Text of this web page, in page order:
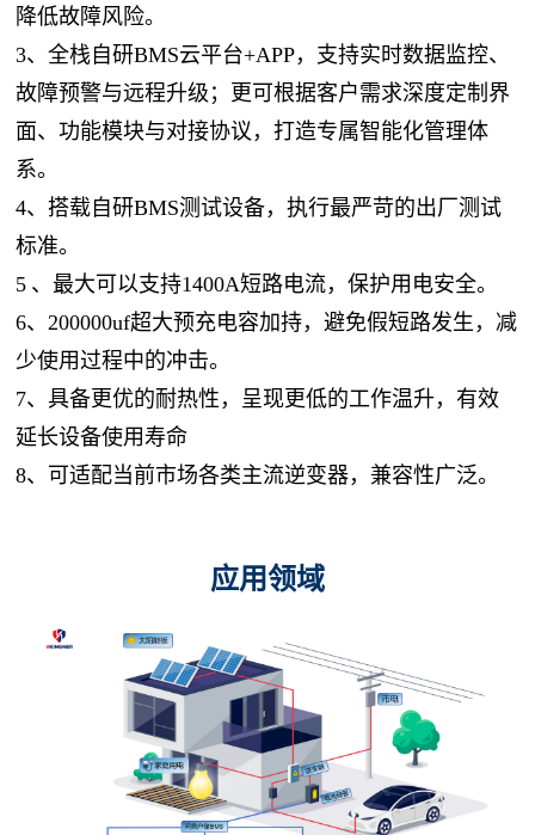
降低故障风险。
3、全栈自研BMS云平台+APP，支持实时数据监控、
故障预警与远程升级；更可根据客户需求深度定制界
面、功能模块与对接协议，打造专属智能化管理体
系。
4、搭载自研BMS测试设备，执行最严苛的出厂测试
标准。
5 、最大可以支持1400A短路电流，保护用电安全。
6、200000uf超大预充电容加持，避免假短路发生，减
少使用过程中的冲击。
7、具备更优的耐热性，呈现更低的工作温升，有效
延长设备使用寿命
8、可适配当前市场各类主流逆变器，兼容性广泛。
应用领域